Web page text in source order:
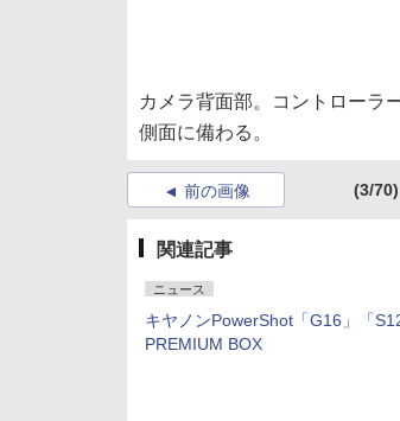
カメラ背面部。コントローラ
側面に備わる。
前の画像 (3/70)
関連記事
ニュース
キヤノンPowerShot「G16」「
PREMIUM BOX